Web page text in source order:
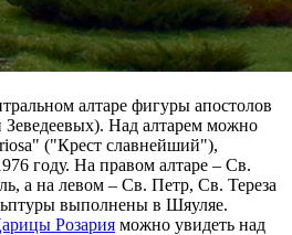
алтаре фигуры апостолов
Над алтарем можно
("Крест славнейший"),
году. На правом алтаре – Св.
а на левом – Св. Петр, Св. Тереза
выполнены в Шяуляе.
Розария можно увидеть над